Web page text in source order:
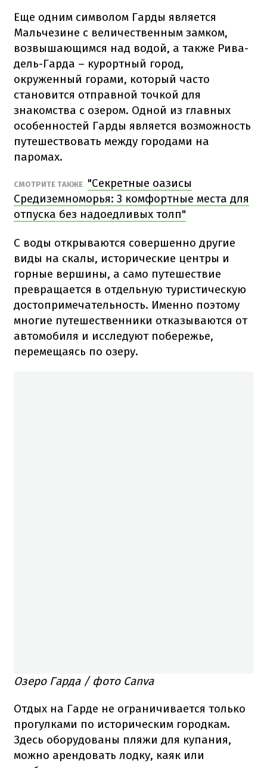
Еще одним символом Гарды является
Мальчезине с величественным замком,
возвышающимся над водой, а также Рива-
дель-Гарда – курортный город,
окруженный горами, который часто
становится отправной точкой для
знакомства с озером. Одной из главных
особенностей Гарды является возможность
путешествовать между городами на
паромах.
СМОТРИТЕ ТАКЖЕ "Секретные оазисы
Средиземноморья: 3 комфортные места для
отпуска без надоедливых толп"
С воды открываются совершенно другие
виды на скалы, исторические центры и
горные вершины, а само путешествие
превращается в отдельную туристическую
достопримечательность. Именно поэтому
многие путешественники отказываются от
автомобиля и исследуют побережье,
перемещаясь по озеру.
Озеро Гарда / фото Canva
Отдых на Гарде не ограничивается только
прогулками по историческим городкам.
Здесь оборудованы пляжи для купания,
можно арендовать лодку, каяк или